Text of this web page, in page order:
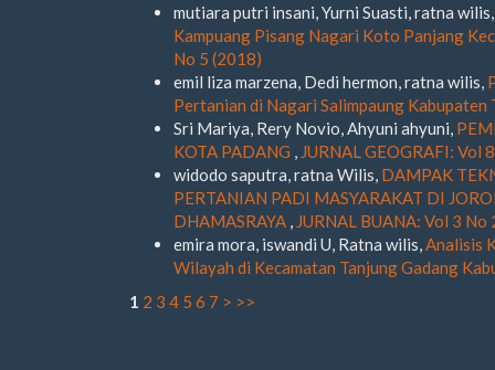
mutiara putri insani, Yurni Suasti, ratna wilis,
Kampuang Pisang Nagari Koto Panjang
No 5 (2018)
emil liza marzena, Dedi hermon, ratna wilis,
Pertanian di Nagari Salimpaung Kabupaten
Sri Mariya, Rery Novio, Ahyuni ahyuni,
KOTA PADANG
JURNAL GEOGRAFI: Vol
widodo saputra, ratna Wilis, DAMPAK
PERTANIAN PADI MASYARAKAT DI
DHAMASRAYA
JURNAL BUANA: Vol 3 No
emira mora, iswandi U, Ratna wilis, Analisis
Wilayah di Kecamatan Tanjung Gadang
1 2 3 4 5 6 7 > >>